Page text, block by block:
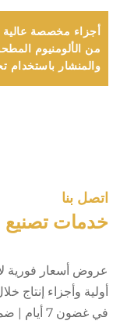
أجزاء مخصصة عالية
من الألومنيوم
والمنشار باستخدام
CNC
اتصل بنا
خدمات تصنيع
عروض أسعار فورية
في غضون 7 أيام | ضمان جودة معتمد وفق معايير ISO وCE